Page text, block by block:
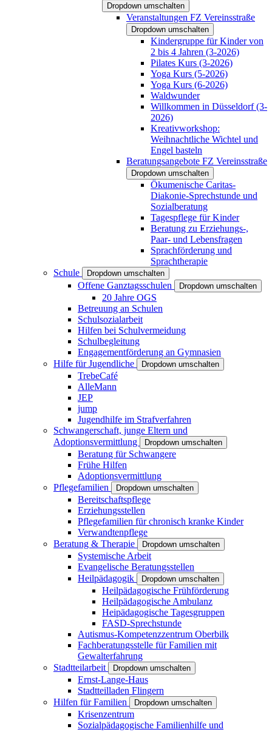
Dropdown umschalten
Veranstaltungen FZ Vereinsstraße
Dropdown umschalten
Kindergruppe für Kinder von
2 bis 4 Jahren (3-2026)
Pilates Kurs (3-2026)
Yoga Kurs (5-2026)
Yoga Kurs (6-2026)
Waldwunder
Willkommen in Düsseldorf (3-
2026)
Kreativworkshop:
Weihnachtliche Wichtel und
Engel basteln
Beratungsangebote FZ Vereinsstraße
Dropdown umschalten
Ökumenische Caritas-
Diakonie-Sprechstunde und
Sozialberatung
Tagespflege für Kinder
Beratung zu Erziehungs-,
Paar- und Lebensfragen
Sprachförderung und
Sprachtherapie
Schule
Dropdown umschalten
Offene Ganztagsschulen Dropdown umschalten
20 Jahre OGS
Betreuung an Schulen
Schulsozialarbeit
Hilfen bei Schulvermeidung
Schulbegleitung
Engagementförderung an Gymnasien
Hilfe für Jugendliche
Dropdown umschalten
TrebeCafé
AlleMann
JEP
jump
Jugendhilfe im Strafverfahren
Schwangerschaft, junge Eltern und
Adoptionsvermittlung
Dropdown umschalten
Beratung für Schwangere
Frühe Hilfen
Adoptionsvermittlung
Pflegefamilien
Dropdown umschalten
Bereitschaftspflege
Erziehungsstellen
Pflegefamilien für chronisch kranke Kinder
Verwandtenpflege
Beratung & Therapie
Dropdown umschalten
Systemische Arbeit
Evangelische Beratungsstellen
Heilpädagogik
Dropdown umschalten
Heilpädagogische Frühförderung
Heilpädagogische Ambulanz
Heipädagogische Tagesgruppen
FASD-Sprechstunde
Autismus-Kompetenzzentrum Oberbilk
Fachberatungsstelle für Familien mit
Gewalterfahrung
Stadtteilarbeit
Dropdown umschalten
Ernst-Lange-Haus
Stadtteilladen Flingern
Hilfen für Familien
Dropdown umschalten
Krisenzentrum
Sozialpädagogische Familienhilfe und